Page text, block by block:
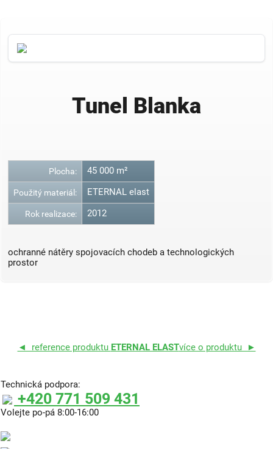
Tunel Blanka
Plocha: 45 000 m²
Použitý materiál: ETERNAL elast
Rok realizace: 2012
ochranné nátěry spojovacích chodeb a technologických
prostor
◄ reference produktu ETERNAL ELASTvíce o produktu ►
Technická podpora:
+420 771 509 431
Volejte po-pá 8:00-16:00